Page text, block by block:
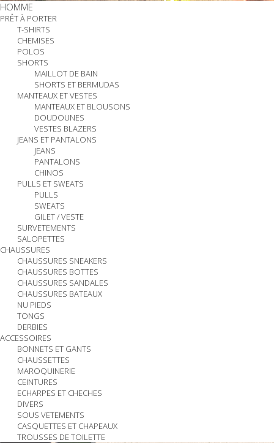
HOMME
PRÊT À PORTER
T-SHIRTS
CHEMISES
POLOS
SHORTS
MAILLOT DE BAIN
SHORTS ET BERMUDAS
MANTEAUX ET VESTES
MANTEAUX ET BLOUSONS
DOUDOUNES
VESTES BLAZERS
JEANS ET PANTALONS
JEANS
PANTALONS
CHINOS
PULLS ET SWEATS
PULLS
SWEATS
GILET / VESTE
SURVETEMENTS
SALOPETTES
CHAUSSURES
CHAUSSURES SNEAKERS
CHAUSSURES BOTTES
CHAUSSURES SANDALES
CHAUSSURES BATEAUX
NU PIEDS
TONGS
DERBIES
ACCESSOIRES
BONNETS ET GANTS
CHAUSSETTES
MAROQUINERIE
CEINTURES
ECHARPES ET CHECHES
DIVERS
SOUS VETEMENTS
CASQUETTES ET CHAPEAUX
TROUSSES DE TOILETTE